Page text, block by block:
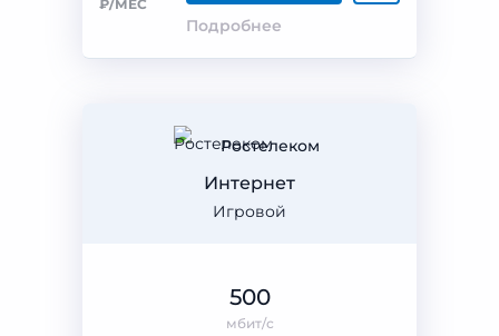
₽/МЕС
Подробнее
Ростелеком
Игровой
Интернет
500
мбит/с